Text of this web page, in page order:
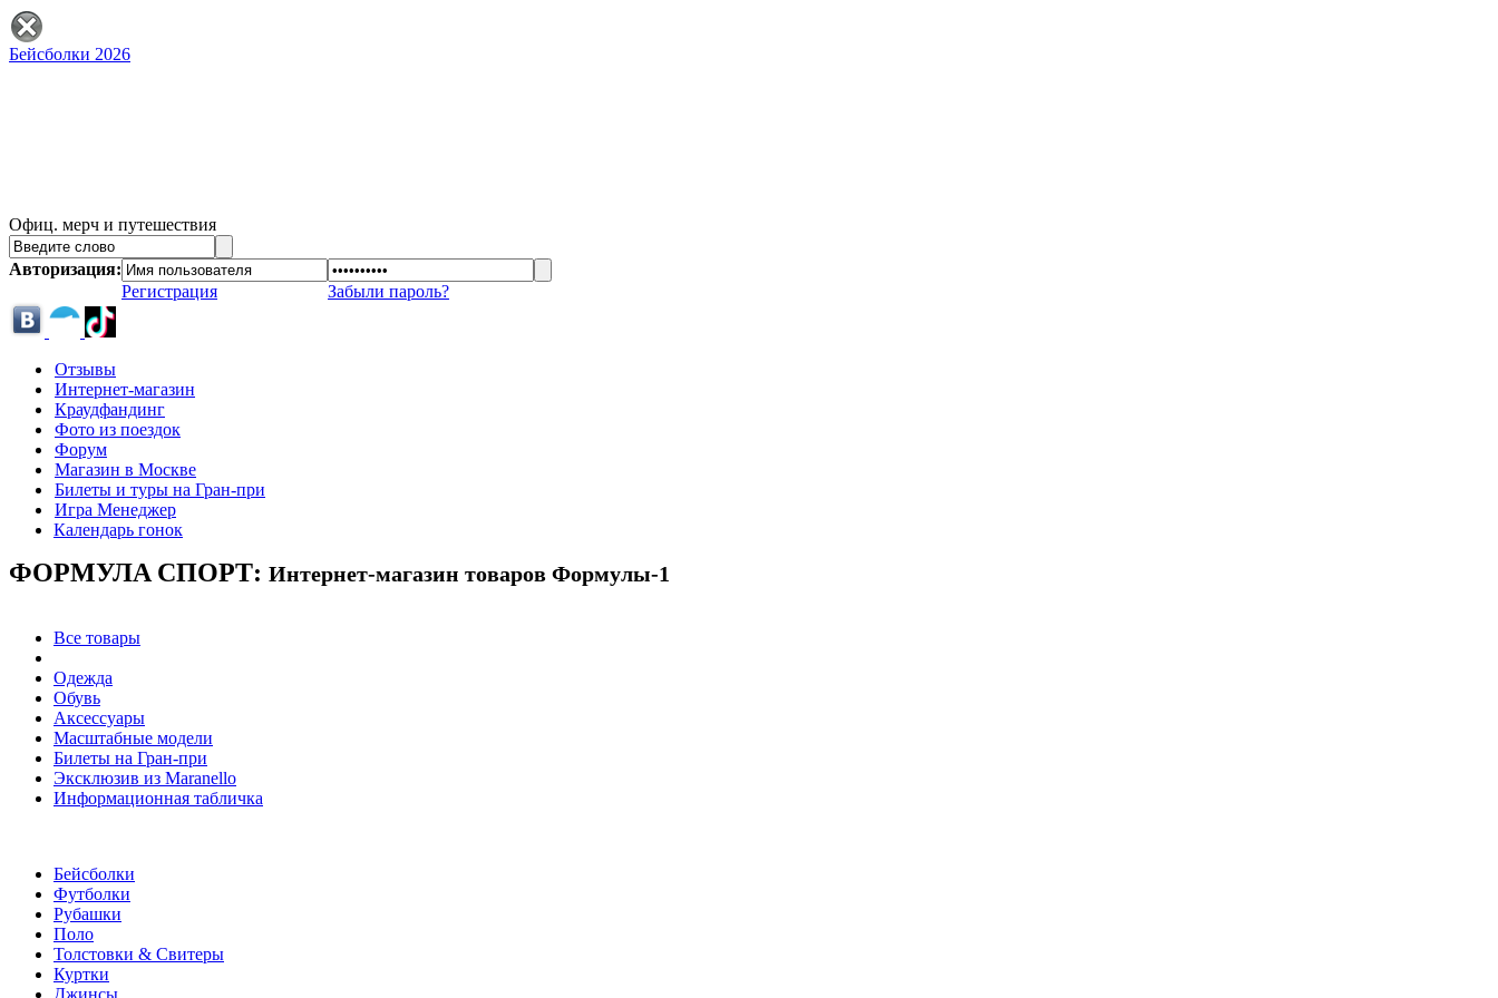
Бейсболки 2026
Офиц. мерч и путешествия
Авторизация:
Регистрация
Забыли пароль?
Отзывы
Интернет-магазин
Краудфандинг
Фото из поездок
Форум
Магазин в Москве
Билеты и туры на Гран-при
Игра Менеджер
Календарь гонок
ФОРМУЛА СПОРТ: Интернет-магазин товаров Формулы-1
Все товары
Одежда
Обувь
Аксессуары
Масштабные модели
Билеты на Гран-при
Эксклюзив из Maranello
Информационная табличка
Бейсболки
Футболки
Рубашки
Поло
Толстовки & Свитеры
Куртки
Джинсы